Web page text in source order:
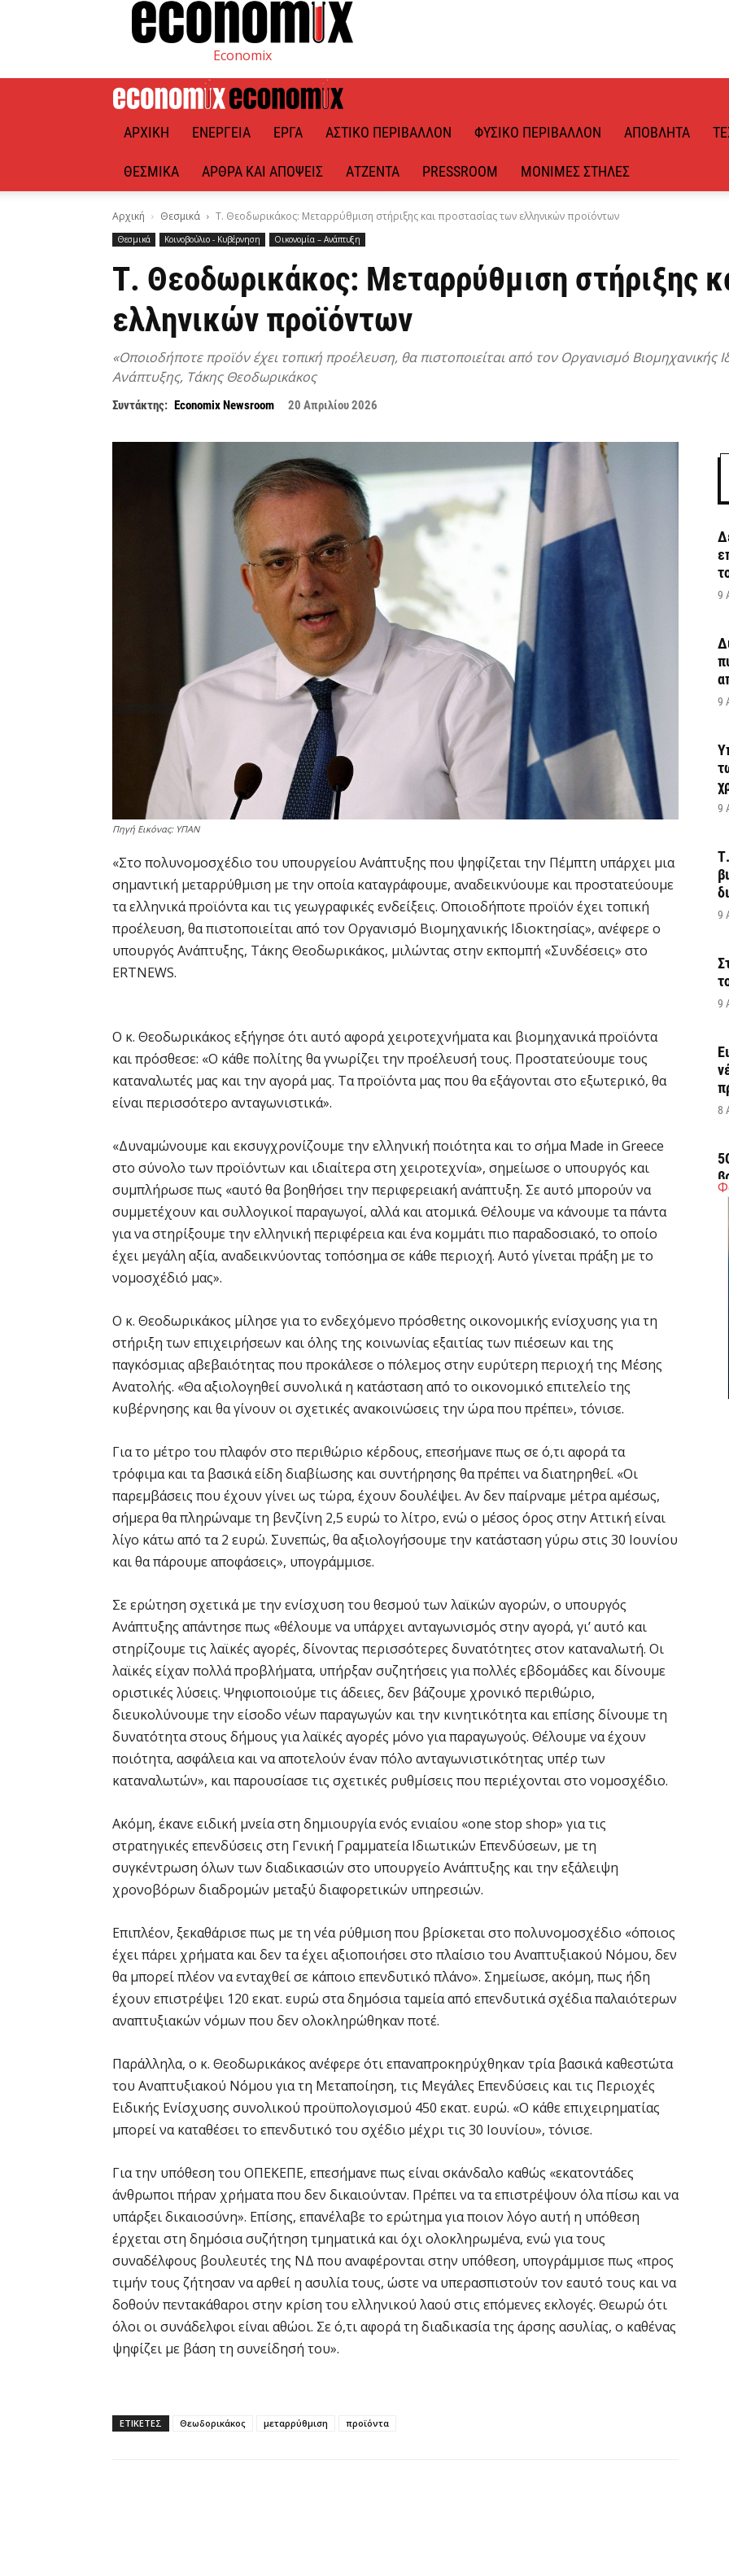
Economix
ΑΡΧΙΚΉ ΕΝΈΡΓΕΙΑ ΈΡΓΑ ΑΣΤΙΚΌ ΠΕΡΙΒΆΛΛΟΝ ΦΥΣΙΚΌ ΠΕΡΙΒΆΛΛΟΝ ΑΠΌΒΛΗΤΑ
ΘΕΣΜΙΚΆ ΆΡΘΡΑ ΚΑΙ ΑΠΌΨΕΙΣ ΑΤΖΈΝΤΑ PRESSROOM ΜΌΝΙΜΕΣ ΣΤΉΛΕΣ
Αρχική Θεσμικά Τ. Θεοδωρικάκος: Μεταρρύθμιση στήριξης και προστασίας των ελληνικών προϊόντων
Θεσμικά Κοινοβούλιο - Κυβέρνηση Οικονομία – Ανάπτυξη
Τ. Θεοδωρικάκος: Μεταρρύθμιση στήριξης
ελληνικών προϊόντων
«Οποιοδήποτε προϊόν έχει τοπική προέλευση, θα πιστοποιείται από τον Οργανισμό Βιομηχανικής
Ανάπτυξης, Τάκης Θεοδωρικάκος
Συντάκτης: Economix Newsroom 20 Απριλίου 2026
Πηγή Εικόνας: ΥΠΑΝ
«Στο πολυνομοσχέδιο του υπουργείου Ανάπτυξης που ψηφίζεται την Πέμπτη υπάρχει μια
σημαντική μεταρρύθμιση με την οποία καταγράφουμε, αναδεικνύουμε και προστατεύουμε
τα ελληνικά προϊόντα και τις γεωγραφικές ενδείξεις. Οποιοδήποτε προϊόν έχει τοπική
προέλευση, θα πιστοποιείται από τον Οργανισμό Βιομηχανικής Ιδιοκτησίας», ανέφερε ο
υπουργός Ανάπτυξης, Τάκης Θεοδωρικάκος, μιλώντας στην εκπομπή «Συνδέσεις» στο
ERTNEWS.
Ο κ. Θεοδωρικάκος εξήγησε ότι αυτό αφορά χειροτεχνήματα και βιομηχανικά προϊόντα
και πρόσθεσε: «Ο κάθε πολίτης θα γνωρίζει την προέλευσή τους. Προστατεύουμε τους
καταναλωτές μας και την αγορά μας. Τα προϊόντα μας που θα εξάγονται στο εξωτερικό, θα
είναι περισσότερο ανταγωνιστικά».
«Δυναμώνουμε και εκσυγχρονίζουμε την ελληνική ποιότητα και το σήμα Made in Greece
στο σύνολο των προϊόντων και ιδιαίτερα στη χειροτεχνία», σημείωσε ο υπουργός και
συμπλήρωσε πως «αυτό θα βοηθήσει την περιφερειακή ανάπτυξη. Σε αυτό μπορούν να
συμμετέχουν και συλλογικοί παραγωγοί, αλλά και ατομικά. Θέλουμε να κάνουμε τα πάντα
για να στηρίξουμε την ελληνική περιφέρεια και ένα κομμάτι πιο παραδοσιακό, το οποίο
έχει μεγάλη αξία, αναδεικνύοντας τοπόσημα σε κάθε περιοχή. Αυτό γίνεται πράξη με το
νομοσχέδιό μας».
Ο κ. Θεοδωρικάκος μίλησε για το ενδεχόμενο πρόσθετης οικονομικής ενίσχυσης για τη
στήριξη των επιχειρήσεων και όλης της κοινωνίας εξαιτίας των πιέσεων και της
παγκόσμιας αβεβαιότητας που προκάλεσε ο πόλεμος στην ευρύτερη περιοχή της Μέσης
Ανατολής. «Θα αξιολογηθεί συνολικά η κατάσταση από το οικονομικό επιτελείο της
κυβέρνησης και θα γίνουν οι σχετικές ανακοινώσεις την ώρα που πρέπει», τόνισε.
Για το μέτρο του πλαφόν στο περιθώριο κέρδους, επεσήμανε πως σε ό,τι αφορά τα
τρόφιμα και τα βασικά είδη διαβίωσης και συντήρησης θα πρέπει να διατηρηθεί. «Οι
παρεμβάσεις που έχουν γίνει ως τώρα, έχουν δουλέψει. Αν δεν παίρναμε μέτρα αμέσως,
σήμερα θα πληρώναμε τη βενζίνη 2,5 ευρώ το λίτρο, ενώ ο μέσος όρος στην Αττική είναι
λίγο κάτω από τα 2 ευρώ. Συνεπώς, θα αξιολογήσουμε την κατάσταση γύρω στις 30 Ιουνίου
και θα πάρουμε αποφάσεις», υπογράμμισε.
Σε ερώτηση σχετικά με την ενίσχυση του θεσμού των λαϊκών αγορών, ο υπουργός
Ανάπτυξης απάντησε πως «θέλουμε να υπάρχει ανταγωνισμός στην αγορά, γι’ αυτό και
στηρίζουμε τις λαϊκές αγορές, δίνοντας περισσότερες δυνατότητες στον καταναλωτή. Οι
λαϊκές είχαν πολλά προβλήματα, υπήρξαν συζητήσεις για πολλές εβδομάδες και δίνουμε
οριστικές λύσεις. Ψηφιοποιούμε τις άδειες, δεν βάζουμε χρονικό περιθώριο,
διευκολύνουμε την είσοδο νέων παραγωγών και την κινητικότητα και επίσης δίνουμε τη
δυνατότητα στους δήμους για λαϊκές αγορές μόνο για παραγωγούς. Θέλουμε να έχουν
ποιότητα, ασφάλεια και να αποτελούν έναν πόλο ανταγωνιστικότητας υπέρ των
καταναλωτών», και παρουσίασε τις σχετικές ρυθμίσεις που περιέχονται στο νομοσχέδιο.
Ακόμη, έκανε ειδική μνεία στη δημιουργία ενός ενιαίου «one stop shop» για τις
στρατηγικές επενδύσεις στη Γενική Γραμματεία Ιδιωτικών Επενδύσεων, με τη
συγκέντρωση όλων των διαδικασιών στο υπουργείο Ανάπτυξης και την εξάλειψη
χρονοβόρων διαδρομών μεταξύ διαφορετικών υπηρεσιών.
Επιπλέον, ξεκαθάρισε πως με τη νέα ρύθμιση που βρίσκεται στο πολυνομοσχέδιο «όποιος
έχει πάρει χρήματα και δεν τα έχει αξιοποιήσει στο πλαίσιο του Αναπτυξιακού Νόμου, δεν
θα μπορεί πλέον να ενταχθεί σε κάποιο επενδυτικό πλάνο». Σημείωσε, ακόμη, πως ήδη
έχουν επιστρέψει 120 εκατ. ευρώ στα δημόσια ταμεία από επενδυτικά σχέδια παλαιότερων
αναπτυξιακών νόμων που δεν ολοκληρώθηκαν ποτέ.
Παράλληλα, ο κ. Θεοδωρικάκος ανέφερε ότι επαναπροκηρύχθηκαν τρία βασικά καθεστώτα
του Αναπτυξιακού Νόμου για τη Μεταποίηση, τις Μεγάλες Επενδύσεις και τις Περιοχές
Ειδικής Ενίσχυσης συνολικού προϋπολογισμού 450 εκατ. ευρώ. «Ο κάθε επιχειρηματίας
μπορεί να καταθέσει το επενδυτικό του σχέδιο μέχρι τις 30 Ιουνίου», τόνισε.
Για την υπόθεση του ΟΠΕΚΕΠΕ, επεσήμανε πως είναι σκάνδαλο καθώς «εκατοντάδες
άνθρωποι πήραν χρήματα που δεν δικαιούνταν. Πρέπει να τα επιστρέψουν όλα πίσω και να
υπάρξει δικαιοσύνη». Επίσης, επανέλαβε το ερώτημα για ποιον λόγο αυτή η υπόθεση
έρχεται στη δημόσια συζήτηση τμηματικά και όχι ολοκληρωμένα, ενώ για τους
συναδέλφους βουλευτές της ΝΔ που αναφέρονται στην υπόθεση, υπογράμμισε πως «προς
τιμήν τους ζήτησαν να αρθεί η ασυλία τους, ώστε να υπερασπιστούν τον εαυτό τους και να
δοθούν πεντακάθαροι στην κρίση του ελληνικού λαού στις επόμενες εκλογές. Θεωρώ ότι
όλοι οι συνάδελφοι είναι αθώοι. Σε ό,τι αφορά τη διαδικασία της άρσης ασυλίας, ο καθένας
ψηφίζει με βάση τη συνείδησή του».
ΕΤΙΚΕΤΕΣ Θεωδορικάκος μεταρρύθμιση προϊόντα
9
9
9
9
9
8